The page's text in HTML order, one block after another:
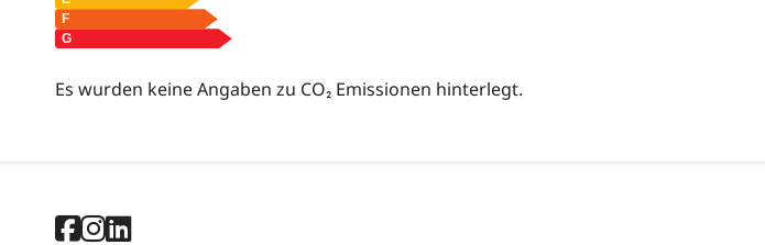
Es wurden keine Angaben zu CO₂ Emissionen hinterlegt.